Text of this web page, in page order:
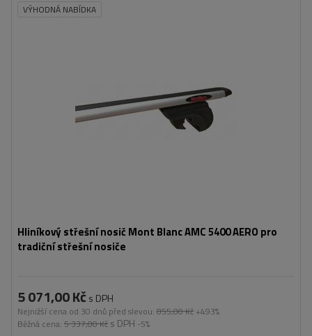
VÝHODNÁ NABÍDKA
Hliníkový střešní nosič Mont Blanc AMC 5400 AERO pro
tradiční střešní nosiče
5 071,00 Kč s DPH
Nejnižší cena od 30 dnů před slevou: 855,00 Kč +493%
Běžná cena: 5 337,00 Kč s DPH -5%